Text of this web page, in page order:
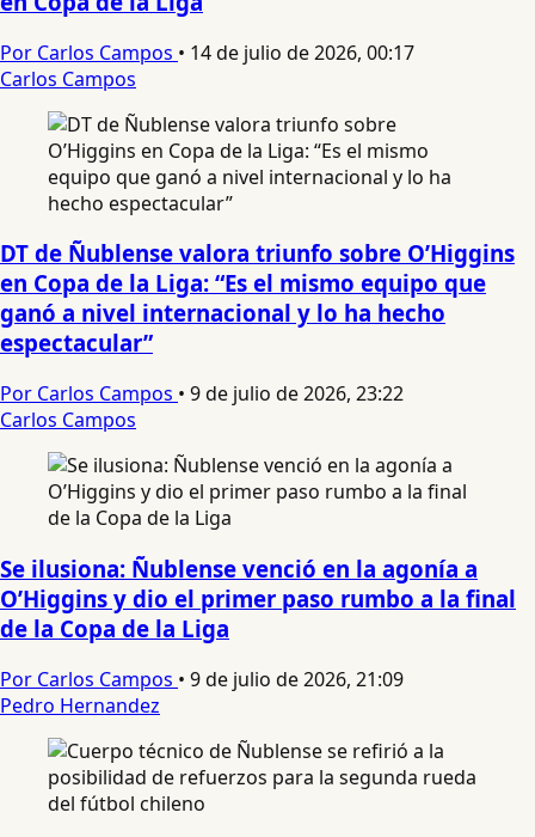
Por Carlos Campos • 14 de julio de 2026, 00:17
Carlos Campos
DT de Ñublense valora triunfo sobre O’Higgins
en Copa de la Liga: “Es el mismo equipo que
ganó a nivel internacional y lo ha hecho
espectacular”
Por Carlos Campos • 9 de julio de 2026, 23:22
Carlos Campos
Se ilusiona: Ñublense venció en la agonía a
O’Higgins y dio el primer paso rumbo a la final
de la Copa de la Liga
Por Carlos Campos • 9 de julio de 2026, 21:09
Pedro Hernandez